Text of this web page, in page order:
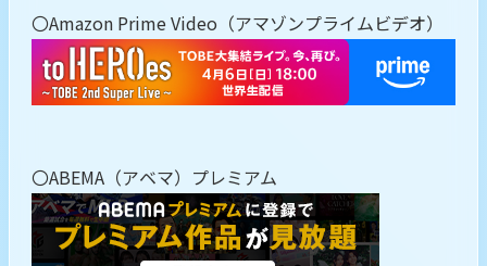
〇Amazon Prime Video（アマゾンプライムビデオ）
〇ABEMA（アベマ）プレミアム